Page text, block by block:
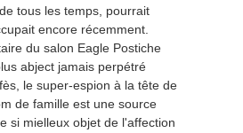
tous les temps, pourrait
encore récemment.
du salon Eagle Postiche
abject jamais perpétré
le super-espion à la tête de
de famille est une source
si mielleux objet de l'affection